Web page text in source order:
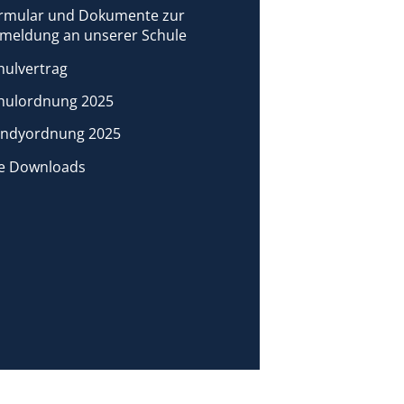
und Dokumente zur
an unserer Schule
2025
2025
Downloads